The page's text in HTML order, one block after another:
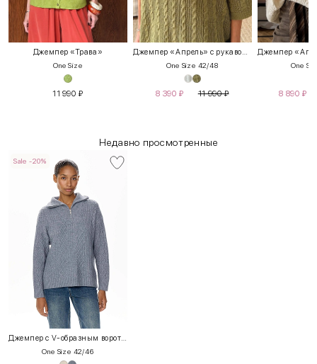
Джемпер «Трава»
One Size
11 990 ₽
Джемпер «Апрель» с рукавом 3/4
One Size 42/48
8 390 ₽ 11 990₽
One
8 890 ₽
Недавно просмотренные
Sale -20%
Джемпер с V-образным воротником
One Size 42/46
INT RUS
40-42
42-44